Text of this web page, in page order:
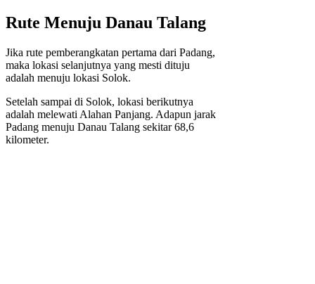
Rute Menuju Danau Talang
Jika rute pemberangkatan pertama dari Padang,
maka lokasi selanjutnya yang mesti dituju
adalah menuju lokasi Solok.
Setelah sampai di Solok, lokasi berikutnya
adalah melewati Alahan Panjang. Adapun jarak
Padang menuju Danau Talang sekitar 68,6
kilometer.